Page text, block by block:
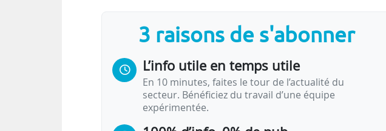
3 raisons de s'abonner
L’info utile en temps utile
En 10 minutes, faites le tour de l’actualité du
secteur. Bénéficiez du travail d’une équipe
expérimentée.